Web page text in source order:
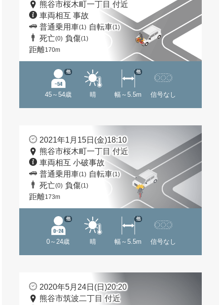
熊谷市桜木町一丁目 付近
車両相互 事故
普通乗用車(1) 自転車(1)
死亡(0) 負傷(1)
距離170m
45～54歳
他
晴 幅～5.5m
他
信号なし
2021年1月15日(金)18:10
熊谷市桜木町一丁目 付近
車両相互 小破事故
普通乗用車(1) 自転車(1)
死亡(0) 負傷(1)
距離173m
0～24歳
他
晴 幅～5.5m
他
信号なし
2020年5月24日(日)20:20
熊谷市筑波二丁目 付近